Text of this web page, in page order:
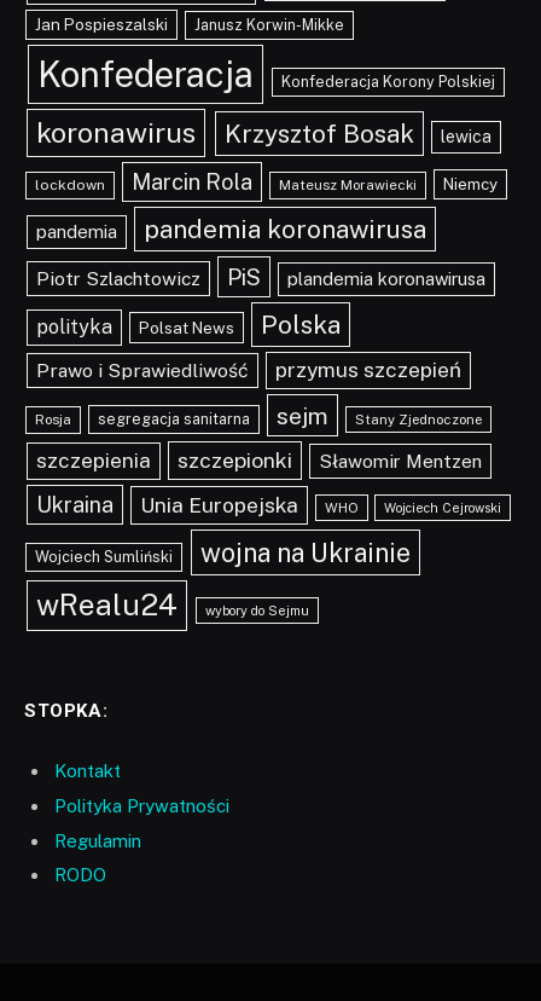
Jan Pospieszalski Janusz Korwin-Mikke
Konfederacja Konfederacja Korony Polskiej
koronawirus Krzysztof Bosak lewica
lockdown Marcin Rola Mateusz Morawiecki Niemcy
pandemia pandemia koronawirusa
Piotr Szlachtowicz PiS plandemia koronawirusa
polityka Polsat News Polska
Prawo i Sprawiedliwość przymus szczepień
Rosja segregacja sanitarna sejm Stany Zjednoczone
szczepienia szczepionki Sławomir Mentzen
Ukraina Unia Europejska WHO Wojciech Cejrowski
Wojciech Sumliński wojna na Ukrainie
wRealu24 wybory do Sejmu
STOPKA:
Kontakt
Polityka Prywatności
Regulamin
RODO